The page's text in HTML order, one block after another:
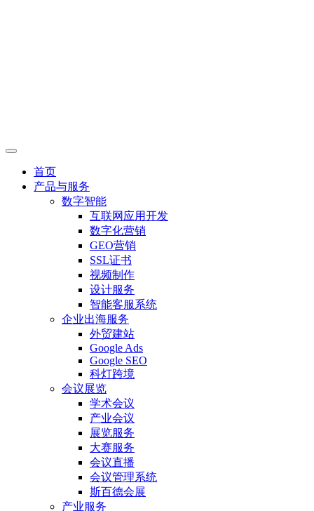
首页
产品与服务
数字智能
互联网应用开发
数字化营销
GEO营销
SSL证书
视频制作
设计服务
智能客服系统
企业出海服务
外贸建站
Google Ads
Google SEO
科灯跨境
会议展览
学术会议
产业会议
展览服务
大赛服务
会议直播
会议管理系统
斯百德会展
产业服务